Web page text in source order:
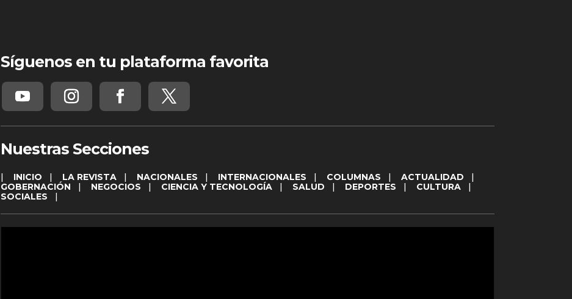
Síguenos en tu plataforma favorita
Nuestras Secciones
INICIO LA REVISTA| NACIONALES INTERNACIONALES COLUMNAS ACTUALIDAD
GOBERNACIÓN
NEGOCIOS CIENCIA Y TECNOLOGÍA| SALUD DEPORTES CULTURA|
SOCIALES